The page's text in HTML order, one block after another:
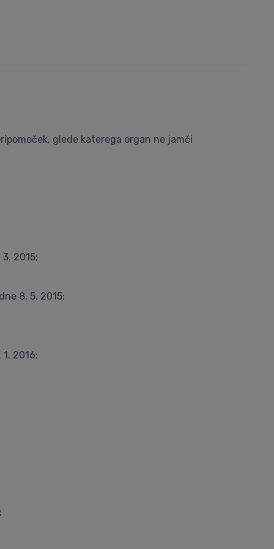
glede katerega organ ne jamči
2015;
8. 5. 2015;
2016;